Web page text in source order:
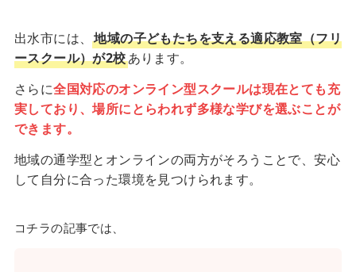
出水市には、地域の子どもたちを支える適応教室（フリ
ースクール）が2校あります。
さらに全国対応のオンライン型スクールは現在とても充
実しており、場所にとらわれず多様な学びを選ぶことが
できます。
地域の通学型とオンラインの両方がそろうことで、安心
して自分に合った環境を見つけられます。
コチラの記事では、